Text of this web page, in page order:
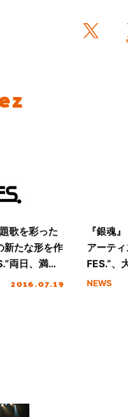
歌を彩った
新たな形を作
両日、満員
2016.07.19
『銀魂
アーテ
FES.”、
が決定！
NEWS